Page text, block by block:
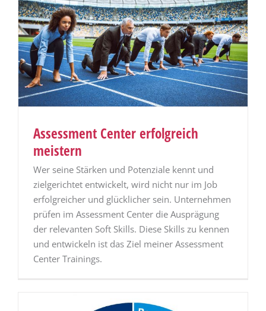
Assessment Center erfolgreich
meistern
Wer seine Stärken und Potenziale kennt und
zielgerichtet entwickelt, wird nicht nur im Job
erfolgreicher und glücklicher sein. Unternehmen
prüfen im Assessment Center die Ausprägung
der relevanten Soft Skills. Diese Skills zu kennen
und entwickeln ist das Ziel meiner Assessment
Center Trainings.